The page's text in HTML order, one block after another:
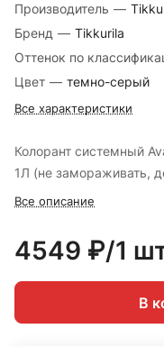
Производитель —
Бренд — Tikkurila
Оттенок по
Цвет — темно-серый
Все характеристики
Колорант системный
1Л (не замораживать,
Все описание
4549 ₽/1
В